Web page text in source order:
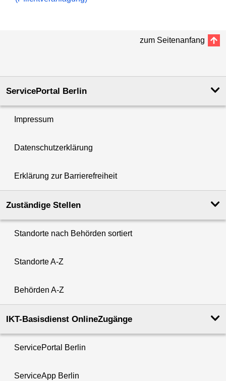
zum Seitenanfang
ServicePortal Berlin
Impressum
Datenschutzerklärung
Erklärung zur Barrierefreiheit
Zuständige Stellen
Standorte nach Behörden sortiert
Standorte A-Z
Behörden A-Z
IKT-Basisdienst OnlineZugänge
ServicePortal Berlin
ServiceApp Berlin